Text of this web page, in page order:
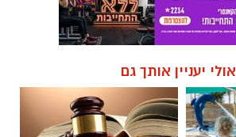
אולי יעניין אותך גם